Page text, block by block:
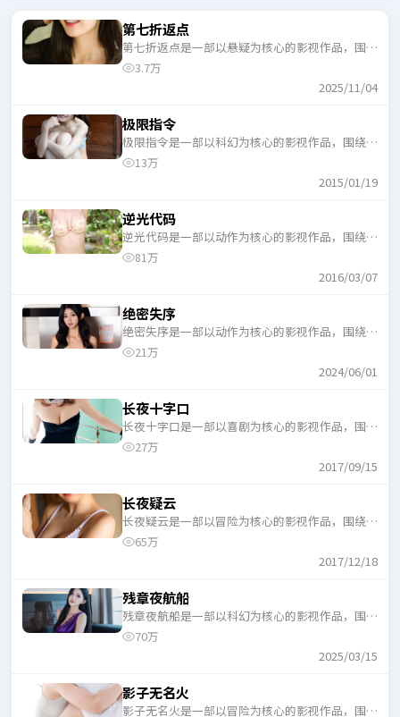
第七折返点
第七折返点是一部以悬疑为核心的影视作品，围绕
危机、反转与人物成长展开，整体节奏紧凑，适合
3.7万
2025/11/04
极限指令
极限指令是一部以科幻为核心的影视作品，围绕危
机、反转与人物成长展开，整体节奏紧凑，适合一
13万
2015/01/19
逆光代码
逆光代码是一部以动作为核心的影视作品，围绕危
机、反转与人物成长展开，整体节奏紧凑，适合一
81万
2016/03/07
绝密失序
绝密失序是一部以动作为核心的影视作品，围绕危
机、反转与人物成长展开，整体节奏紧凑，适合一
21万
2024/06/01
长夜十字口
长夜十字口是一部以喜剧为核心的影视作品，围绕
危机、反转与人物成长展开，整体节奏紧凑，适合
27万
2017/09/15
长夜疑云
长夜疑云是一部以冒险为核心的影视作品，围绕危
机、反转与人物成长展开，整体节奏紧凑，适合一
65万
2017/12/18
残章夜航船
残章夜航船是一部以科幻为核心的影视作品，围绕
危机、反转与人物成长展开，整体节奏紧凑，适合
70万
2025/03/15
影子无名火
影子无名火是一部以冒险为核心的影视作品，围绕